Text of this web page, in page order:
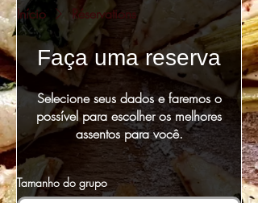
Início Réservations
Faça uma reserva
Selecione seus dados e faremos o
possível para escolher os melhores
assentos para você.
Tamanho do grupo